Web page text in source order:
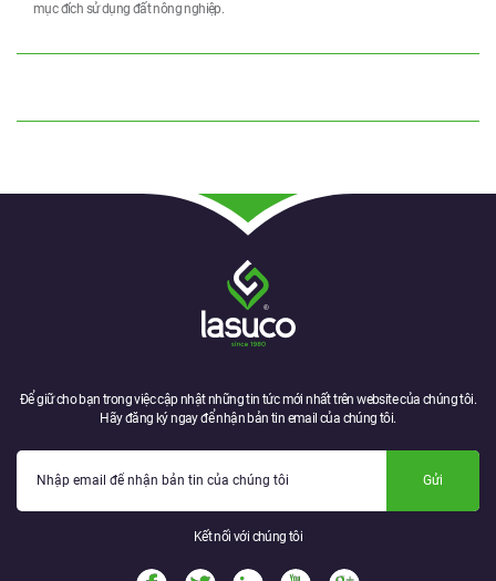
mục đích sử dụng đất nông nghiệp.
Để giữ cho bạn trong việc cập nhật những tin tức mới nhất trên website của chúng tôi.
Hãy đăng ký ngay để nhận bản tin email của chúng tôi.
Gửi
Kết nối với chúng tôi